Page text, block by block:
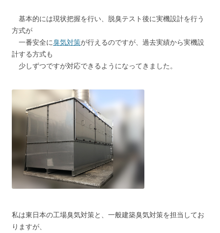
基本的には現状把握を行い、脱臭テスト後に実機設計を行う
方式が
一番安全に臭気対策が行えるのですが、過去実績から実機設
計する方式も
少しずつですが対応できるようになってきました。
私は東日本の工場臭気対策と、一般建築臭気対策を担当してお
りますが、